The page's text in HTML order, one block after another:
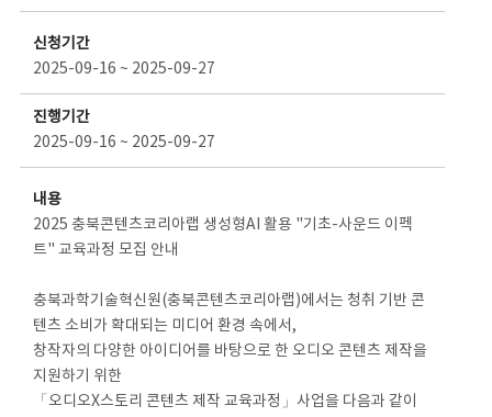
신청기간
2025-09-16 ~ 2025-09-27
진행기간
2025-09-16 ~ 2025-09-27
내용
2025 충북콘텐츠코리아랩 생성형AI 활용 "기초-사운드 이펙
트" 교육과정 모집 안내
충북과학기술혁신원(충북콘텐츠코리아랩)에서는 청취 기반 콘
텐츠 소비가 확대되는 미디어 환경 속에서,
창작자의 다양한 아이디어를 바탕으로 한 오디오 콘텐츠 제작을
지원하기 위한
「오디오X스토리 콘텐츠 제작 교육과정」사업을 다음과 같이